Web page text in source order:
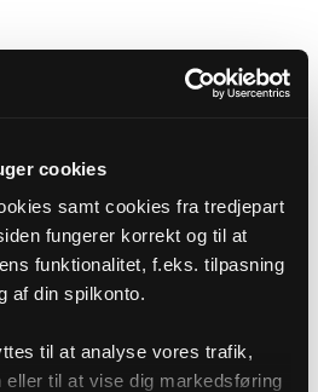
cookies
samt cookies fra tredjepart
fungerer korrekt og til at
funktionalitet, f.eks. tilpasning
af din spilkonto.
til at analyse vores trafik,
eller til at vise dig markedsføring